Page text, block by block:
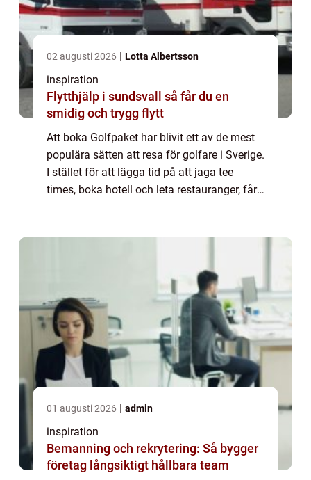
02 augusti 2026 Lotta Albertsson
inspiration
Flytthjälp i sundsvall så får du en
smidig och trygg flytt
Att boka Golfpaket har blivit ett av de mest
populära sätten att resa för golfare i Sverige.
I stället för att lägga tid på att jaga tee
times, boka hotell och leta restauranger, får
01 augusti 2026 admin
inspiration
Bemanning och rekrytering: Så bygger
företag långsiktigt hållbara team